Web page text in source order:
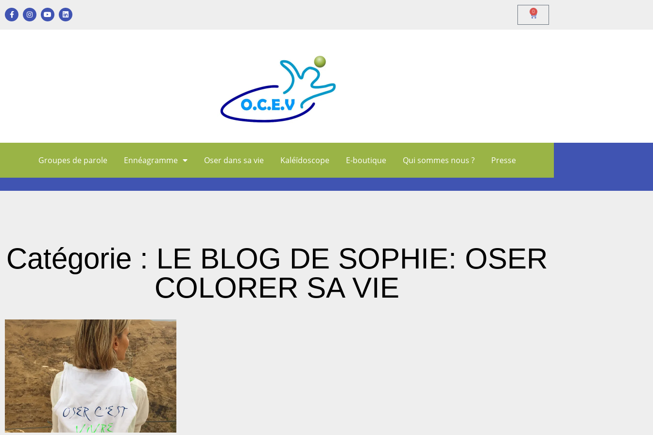
0
Groupes de parole Ennéagramme Oser dans sa vie Kaléïdoscope E-boutique Qui sommes nous ? Presse
Catégorie : LE BLOG DE SOPHIE: OSER
COLORER SA VIE